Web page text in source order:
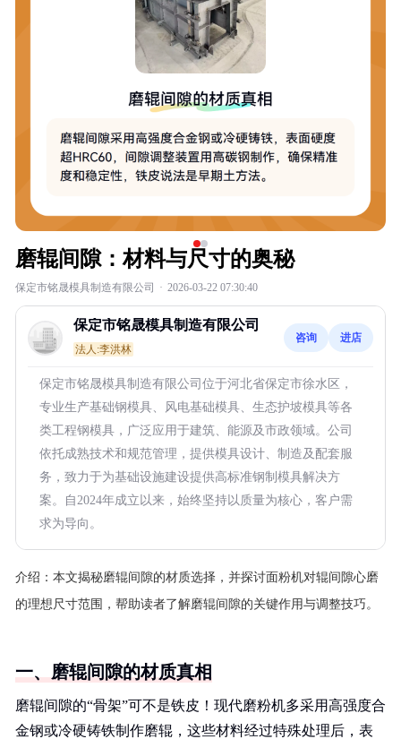
磨辊间隙：材料与尺寸的奥秘
保定市铭晟模具制造有限公司 · 2026-03-22 07:30:40
保定市铭晟模具制造有限公司
法人:李洪林
咨询 进店
保定市铭晟模具制造有限公司位于河北省保定市徐水区，
专业生产基础钢模具、风电基础模具、生态护坡模具等各
类工程钢模具，广泛应用于建筑、能源及市政领域。公司
依托成熟技术和规范管理，提供模具设计、制造及配套服
务，致力于为基础设施建设提供高标准钢制模具解决方
案。自2024年成立以来，始终坚持以质量为核心，客户需
求为导向。
介绍： 本文揭秘磨辊间隙的材质选择，并探讨面粉机对辊间隙心磨
的理想尺寸范围，帮助读者了解磨辊间隙的关键作用与调整技巧。
一、磨辊间隙的材质真相
磨辊间隙的“骨架”可不是铁皮！现代磨粉机多采用高强度合
金钢或冷硬铸铁制作磨辊，这些材料经过特殊处理后，表